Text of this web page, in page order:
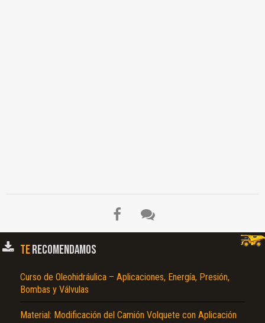
TERECOMENDAMOS
Curso de Oleohidráulica – Aplicaciones, Energía, Presión,
Bombas y Válvulas
Material: Modificación del Camión Volquete con Aplicación